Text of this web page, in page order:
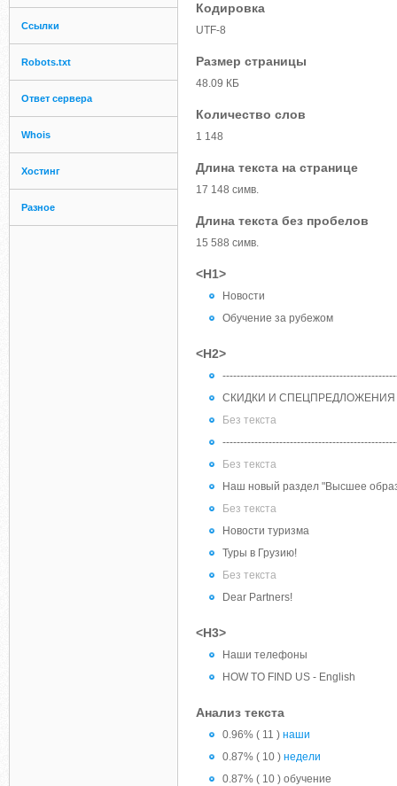
Ссылки
Robots.txt
Ответ сервера
Whois
Хостинг
Разное
Кодировка
UTF-8
Размер страницы
48.09 КБ
Количество слов
1 148
Длина текста на странице
17 148 симв.
Длина текста без пробелов
15 588 симв.
<H1>
Новости
Обучение за рубежом
<H2>
СКИДКИ И СПЕЦПРЕДЛОЖЕНИЯ
Без текста
Без текста
Наш новый раздел "Высшее
Без текста
Новости туризма
Туры в Грузию!
Без текста
Dear Partners!
<H3>
Наши телефоны
HOW TO FIND US - English
Анализ текста
0.96% ( 11 ) наши
0.87% ( 10 ) недели
0.87% ( 10 ) обучение